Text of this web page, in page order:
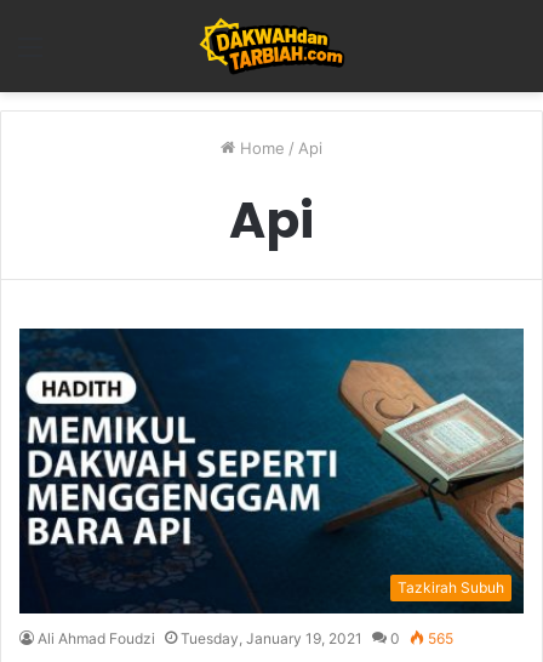
Home / Api
Api
Tazkirah Subuh
Ali Ahmad Foudzi Tuesday, January 19, 2021 0 565